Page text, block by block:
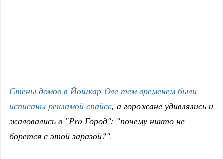
Стены домов в Йошкар-Оле тем временем были
исписаны рекламой спайса, а горожане удивлялись и
жаловались в "Pro Город": "почему никто не
борется с этой заразой?".